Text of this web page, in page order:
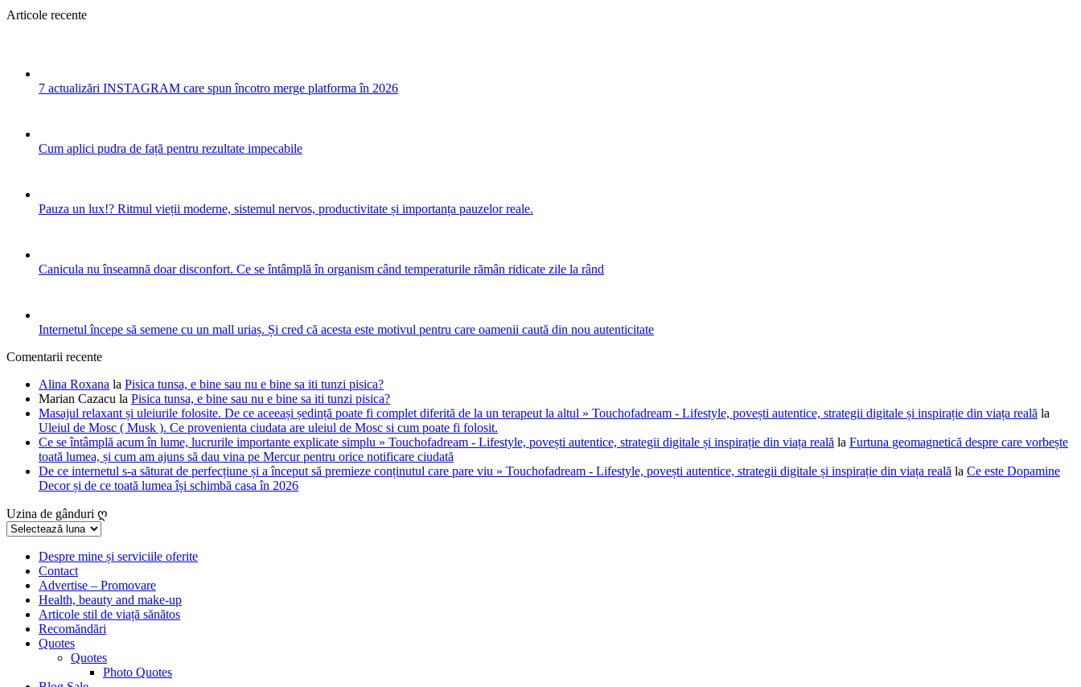
Articole recente
7 actualizări INSTAGRAM care spun încotro merge platforma în 2026
Cum aplici pudra de față pentru rezultate impecabile
Pauza un lux!? Ritmul vieții moderne, sistemul nervos, productivitate și importanța pauzelor reale.
Canicula nu înseamnă doar disconfort. Ce se întâmplă în organism când temperaturile rămân ridicate zile la rând
Internetul începe să semene cu un mall uriaș. Și cred că acesta este motivul pentru care oamenii caută din nou autenticitate
Comentarii recente
Alina Roxana la Pisica tunsa, e bine sau nu e bine sa iti tunzi pisica?
Marian Cazacu la Pisica tunsa, e bine sau nu e bine sa iti tunzi pisica?
Masajul relaxant și uleiurile folosite. De ce aceeași ședință poate fi complet diferită de la un terapeut la altul » Touchofadream - Lifestyle, povești autentice, strategii digitale și inspirație din viața reală la
Uleiul de Mosc ( Musk ). Ce provenienta ciudata are uleiul de Mosc si cum poate fi folosit.
Ce se întâmplă acum în lume, lucrurile importante explicate simplu » Touchofadream - Lifestyle, povești autentice, strategii digitale și inspirație din viața reală la Furtuna geomagnetică despre care vorbește
toată lumea, și cum am ajuns să dau vina pe Mercur pentru orice notificare ciudată
De ce internetul s-a săturat de perfecțiune și a început să premieze conținutul care pare viu » Touchofadream - Lifestyle, povești autentice, strategii digitale și inspirație din viața reală la Ce este Dopamine
Decor și de ce toată lumea își schimbă casa în 2026
Uzina de gânduri ღ
Uzina
gânduriDespre mine și serviciile oferite
Contact
Advertise – Promovare
Health, beauty and make-up
Articole stil de viață sănătos
Recomăndări
Quotes
Quotes
Photo Quotes